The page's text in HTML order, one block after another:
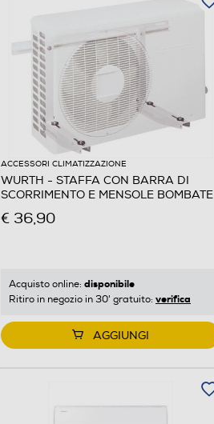
ACCESSORI CLIMATIZZAZIONE
WURTH - STAFFA CON BARRA DI
SCORRIMENTO E MENSOLE BOMBATE
€ 36,90
Acquisto online: disponibile
Ritiro in negozio in 30' gratuito: verifica
AGGIUNGI